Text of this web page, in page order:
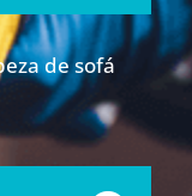
de sofá